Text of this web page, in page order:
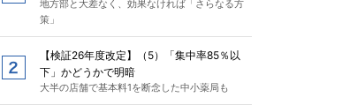
地方部と大差なく、効果なければ「さらなる方
策」
【検証26年度改定】（5）「集中率85％以
下」かどうかで明暗
大半の店舗で基本料1を断念した中小薬局も